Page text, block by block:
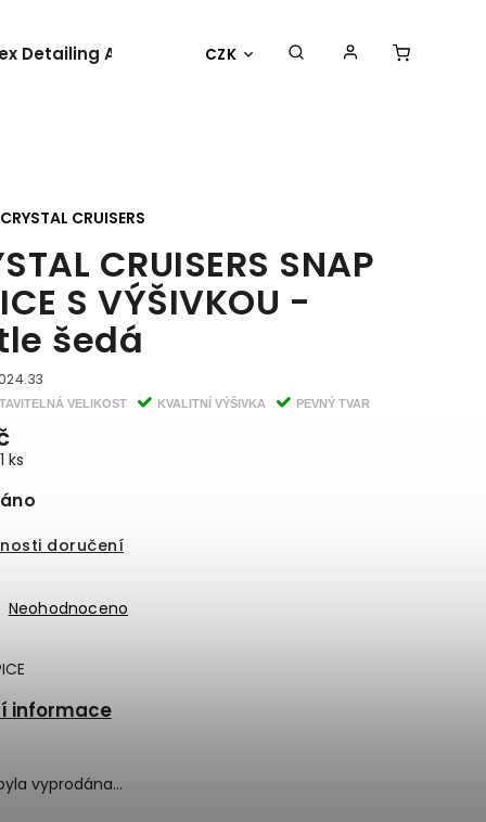
CZK
Detailing Academy 2025 BESTSELLER OBLEČENÍ
CRUISERS SNAP
S VÝŠIVKOU -
šedá
VELIKOST KVALITNÍ VÝŠIVKA PEVNÝ TVAR
ks
doručení
Neohodnoceno
informace
CRYSTAL CRUISERS
vyprodána…